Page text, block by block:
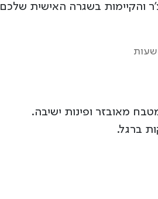
והקיימות בשגרה האישית שלכם
מאובזר ופינות ישיבה.